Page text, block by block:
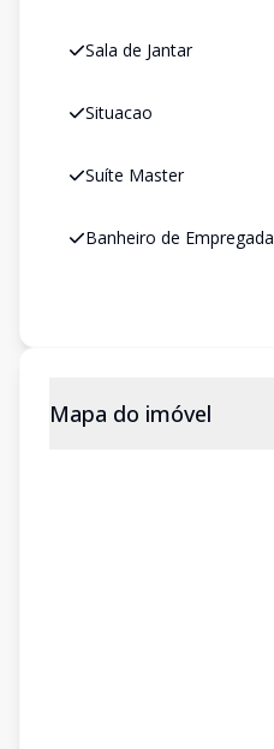
Sala de Jantar
Situacao
Suíte Master
Banheiro de Empregada
Mapa do imóvel